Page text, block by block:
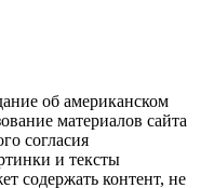
об американском
материалов cайта
согласия
и тексты
содержать контент, не